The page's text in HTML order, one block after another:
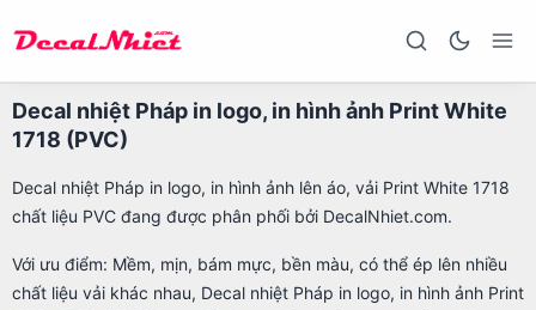
Decal nhiệt Pháp in logo, in hình ảnh Print White
1718 (PVC)
Decal nhiệt Pháp in logo, in hình ảnh lên áo, vải Print White 1718
chất liệu PVC đang được phân phối bởi DecalNhiet.com.
Với ưu điểm: Mềm, mịn, bám mực, bền màu, có thể ép lên nhiều
chất liệu vải khác nhau, Decal nhiệt Pháp in logo, in hình ảnh Print